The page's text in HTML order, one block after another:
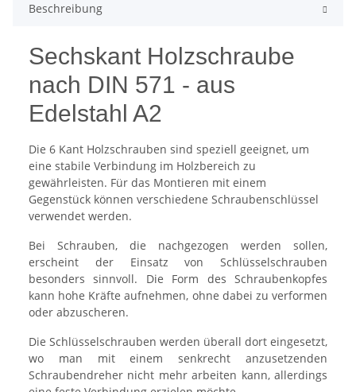
Beschreibung
Sechskant Holzschraube
nach DIN 571 - aus
Edelstahl A2
Die 6 Kant Holzschrauben sind speziell geeignet, um
eine stabile Verbindung im Holzbereich zu
gewährleisten. Für das Montieren mit einem
Gegenstück können verschiedene Schraubenschlüssel
verwendet werden.
Bei Schrauben, die nachgezogen werden sollen,
erscheint der Einsatz von Schlüsselschrauben
besonders sinnvoll. Die Form des Schraubenkopfes
kann hohe Kräfte aufnehmen, ohne dabei zu verformen
oder abzuscheren.
Die Schlüsselschrauben werden überall dort eingesetzt,
wo man mit einem senkrecht anzusetzenden
Schraubendreher nicht mehr arbeiten kann, allerdings